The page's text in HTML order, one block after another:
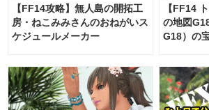
【FF14攻略】無人島の開拓工
房・ねこみみさんのおねがいス
ケジュールメーカー
【FF14
の地図
G18）の